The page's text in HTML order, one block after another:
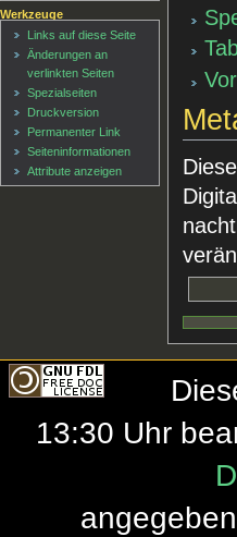
Werkzeuge
Links auf diese Seite
Änderungen an
verlinkten Seiten
Spezialseiten
Druckversion
Permanenter Link
Seiten­informationen
Attribute anzeigen
13:30 Uhr